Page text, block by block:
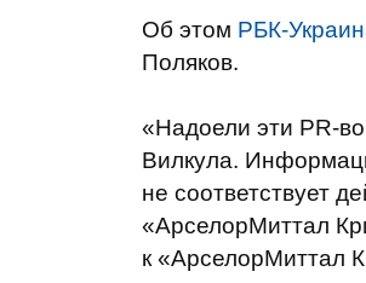
Об этом РБК-
Поляков.
«Надоели эти PR-
Вилкула.
не соответствует
«АрселорМиттал
к «АрселорМиттал